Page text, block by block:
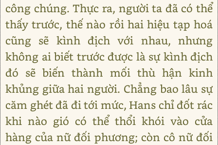
công chúng. Thực ra, người ta đã có thể
thấy trước, thế nào rồi hai hiệu tạp hoá
cũng sẽ kình địch với nhau, nhưng
không ai biết trước được là sự kình địch
đó sẽ biến thành mối thù hận kinh
khủng giữa hai người. Chẳng bao lâu sự
căm ghét đã đi tới mức, Hans chỉ đốt rác
khi nào gió có thể thổi khói vào cửa
hàng của nữ đối phương; còn cô nữ đối